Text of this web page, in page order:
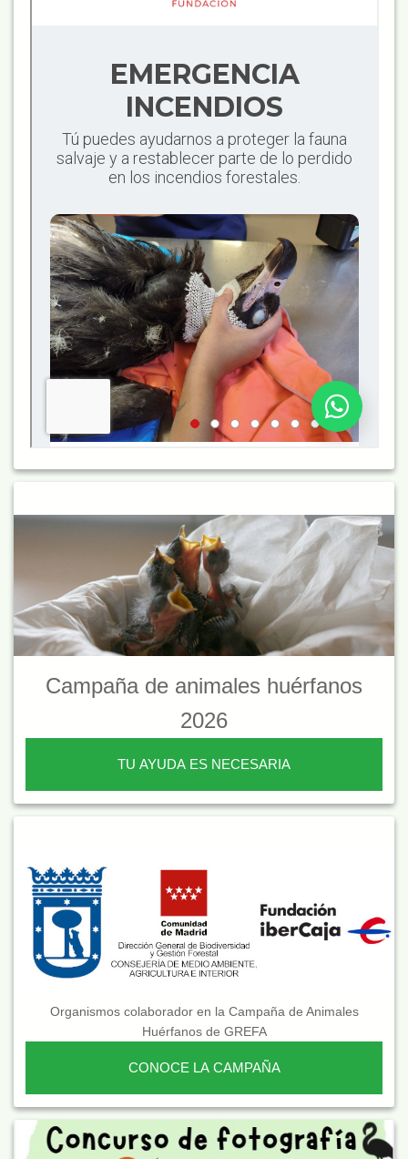
Campaña de animales huérfanos
2026
TU AYUDA ES NECESARIA
Organismos colaborador en la Campaña de Animales
Huérfanos de GREFA
CONOCE LA CAMPAÑA